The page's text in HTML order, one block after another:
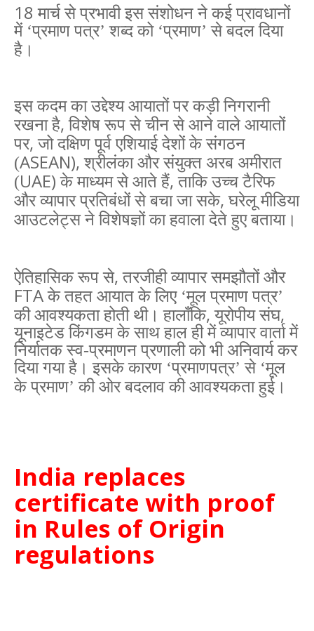
18 मार्च से प्रभावी इस संशोधन ने कई प्रावधानों
में ‘प्रमाण पत्र’ शब्द को ‘प्रमाण’ से बदल दिया
है।
इस कदम का उद्देश्य आयातों पर कड़ी निगरानी
रखना है,विशेष रूप से चीन से आने वाले आयातों
पर,जो दक्षिण पूर्व एशियाई देशों के संगठन
(ASEAN),श्रीलंका और संयुक्त अरब अमीरात
(UAE)के माध्यम से आते हैं,ताकि उच्च टैरिफ
और व्यापार प्रतिबंधों से बचा जा सके,घरेलू मीडिया
आउटलेट्स ने विशेषज्ञों का हवाला देते हुए बताया।
ऐतिहासिक रूप से,तरजीही व्यापार समझौतों और
FTAके तहत आयात के लिए ‘मूल प्रमाण पत्र’
की आवश्यकता होती थी। हालाँकि,यूरोपीय संघ,
यूनाइटेड किंगडम के साथ हाल ही में व्यापार वार्ता में
निर्यातक स्व-प्रमाणन प्रणाली को भी अनिवार्य कर
दिया गया है। इसके कारण ‘प्रमाणपत्र’ से ‘मूल
के प्रमाण’ की ओर बदलाव की आवश्यकता हुई।
India replaces
certificate with proof
in Rules of Origin
regulations